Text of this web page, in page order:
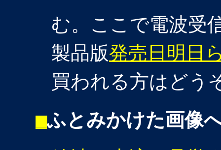
む。ここで電波受
製品版発売日明日
買われる方はどう
■ふとみかけた画像